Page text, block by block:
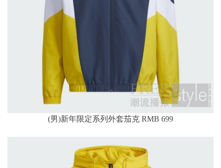
(男)新年限定系列外套茄克 RMB 699